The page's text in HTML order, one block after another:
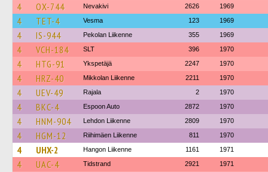
4 OX-744 Nevakivi 2626 1969
4 TET-4 Vesma 123 1969
4 IS-944 Pekolan Liikenne 355 1969
4 VCH-184 SLT 396 1970
4 HTG-91 Ykspetäjä 2247 1970
4 HRZ-40 Mikkolan Liikenne 2211 1970
4 UEV-49 Rajala 2 1970
4 BKC-4 Espoon Auto 2872 1970
4 HNM-904 Lehdon Liikenne 2809 1970
4 HGM-12 Riihimäen Liikenne 811 1970
4 UHX-2 Hangon Liikenne 1161 1971
4 UAC-4 Tidstrand 2921 1971